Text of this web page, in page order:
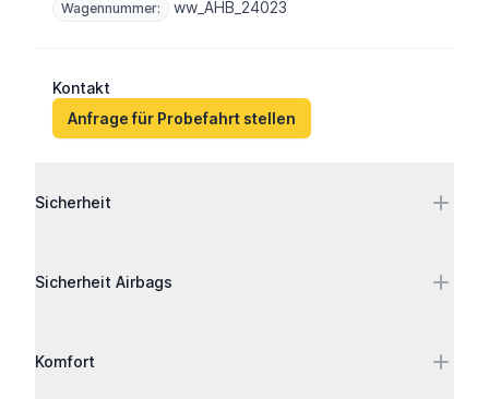
Wagennummer: ww_AHB_24023
Kontakt
Anfrage für Probefahrt stellen
Sicherheit
Sicherheit Airbags
Komfort